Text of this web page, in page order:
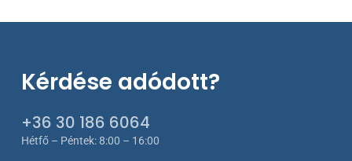
Kérdése adódott?
+36 30 186 6064
Hétfő – Péntek: 8:00 – 16:00